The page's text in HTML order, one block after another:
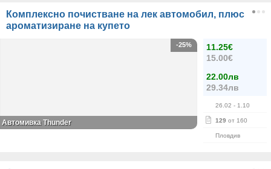
Комплексно почистване на лек автомобил, плюс
ароматизиране на купето
11.25€
15.00€
22.00лв
29.34лв
26.02 - 1.10
129 от 160
Пловдив
-25%
Автомивка Thunder